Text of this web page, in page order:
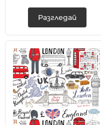
Разгледай